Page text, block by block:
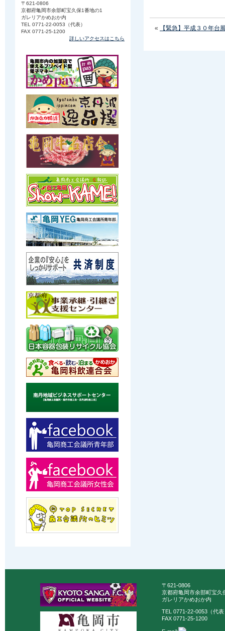
« 【緊急】平成３０年台
〒621-0806
京都府亀岡市余部町宝久保1番地の1
ガレリアかめおか内
TEL 0771-22-0053（代表）
FAX 0771-25-1200
詳しいアクセスはこちら
〒621-0806
京都府亀岡市余部町宝久
ガレリアかめおか内
TEL 0771-22-0053（代表
FAX 0771-25-1200